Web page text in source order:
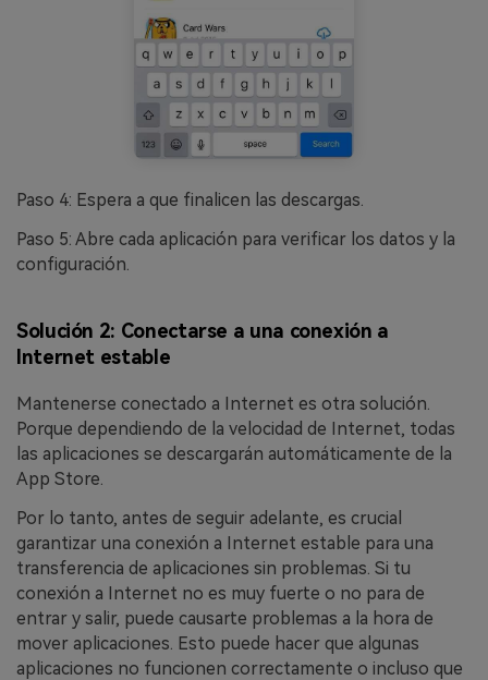
Paso 4: Espera a que finalicen las descargas.
Paso 5: Abre cada aplicación para verificar los datos y la
configuración.
Solución 2: Conectarse a una conexión a
Internet estable
Mantenerse conectado a Internet es otra solución.
Porque dependiendo de la velocidad de Internet, todas
las aplicaciones se descargarán automáticamente de la
App Store.
Por lo tanto, antes de seguir adelante, es crucial
garantizar una conexión a Internet estable para una
transferencia de aplicaciones sin problemas. Si tu
conexión a Internet no es muy fuerte o no para de
entrar y salir, puede causarte problemas a la hora de
mover aplicaciones. Esto puede hacer que algunas
aplicaciones no funcionen correctamente o incluso que